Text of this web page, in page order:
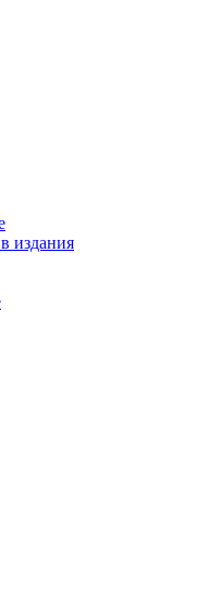
издания